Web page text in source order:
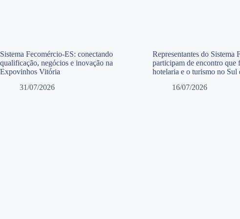
Sistema Fecomércio-ES: conectando
qualificação, negócios e inovação na
Expovinhos Vitória
31/07/2026
Representantes do Sistema
participam de encontro que
hotelaria e o turismo no Sul
16/07/2026